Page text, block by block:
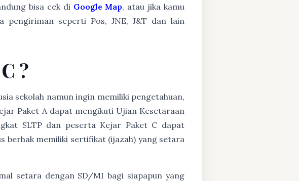
bisa cek di Google Map, atau jika kamu
pengiriman seperti Pos, JNE, J&T dan lain
?
sekolah namun ingin memiliki pengetahuan,
Paket A dapat mengikuti Ujian Kesetaraan
SLTP dan peserta Kejar Paket C dapat
berhak memiliki sertifikat (ijazah) yang setara
setara dengan SD/MI bagi siapapun yang